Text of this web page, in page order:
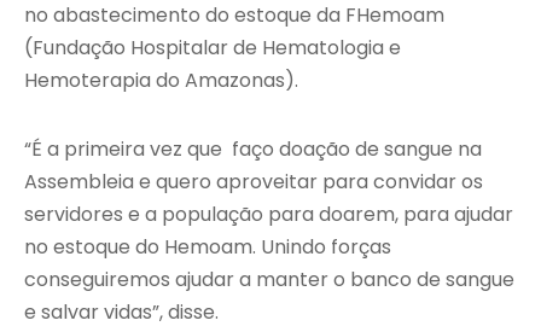
no abastecimento do estoque da FHemoam
(Fundação Hospitalar de Hematologia e
Hemoterapia do Amazonas).
“É a primeira vez que faço doação de sangue na
Assembleia e quero aproveitar para convidar os
servidores e a população para doarem, para ajudar
no estoque do Hemoam. Unindo forças
conseguiremos ajudar a manter o banco de sangue
e salvar vidas”, disse.